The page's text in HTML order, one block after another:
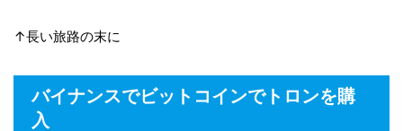
↑長い旅路の末に
バイナンスでビットコインでトロンを購
入